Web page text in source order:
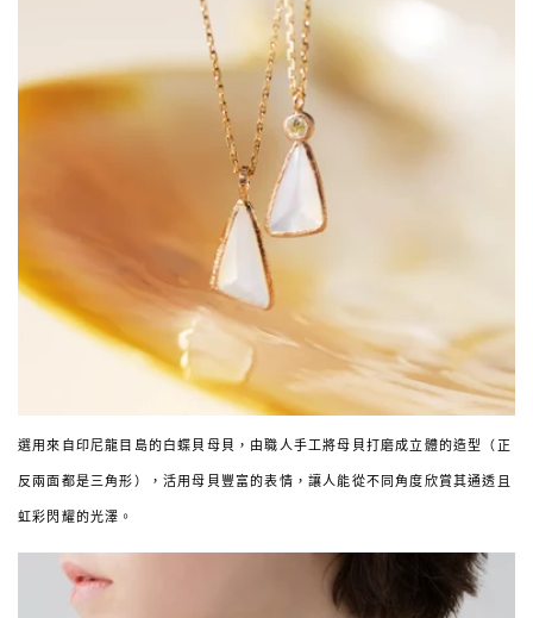
選用來自印尼龍目島的白蝶貝母貝，由職人手工將母貝打磨成立體的造型（正
反兩面都是三角形），活用母貝豐富的表情，讓人能從不同角度欣賞其通透且
虹彩閃耀的光澤。